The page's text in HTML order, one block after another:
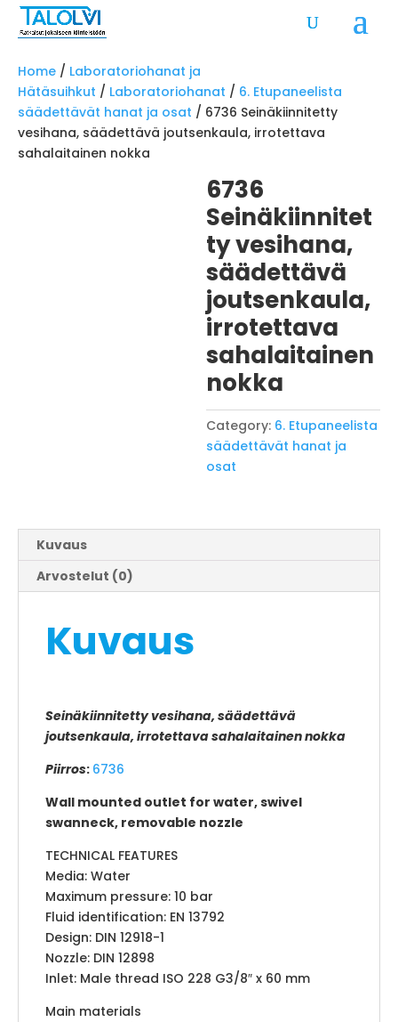
Home / Laboratoriohanat ja
Hätäsuihkut / Laboratoriohanat / 6. Etupaneelista
säädettävät hanat ja osat / 6736 Seinäkiinnitetty
vesihana, säädettävä joutsenkaula, irrotettava
sahalaitainen nokka
6736
Seinäkiinnitet
ty vesihana,
säädettävä
joutsenkaula,
irrotettava
sahalaitainen
nokka
Category: 6. Etupaneelista
säädettävät hanat ja
osat
Kuvaus
Arvostelut (0)
Kuvaus
Seinäkiinnitetty vesihana, säädettävä
joutsenkaula, irrotettava sahalaitainen nokka
Piirros: 6736
Wall mounted outlet for water, swivel
swanneck, removable nozzle
TECHNICAL FEATURES
Media: Water
Maximum pressure: 10 bar
Fluid identification: EN 13792
Design: DIN 12918-1
Nozzle: DIN 12898
Inlet: Male thread ISO 228 G3/8″ x 60 mm
Main materials